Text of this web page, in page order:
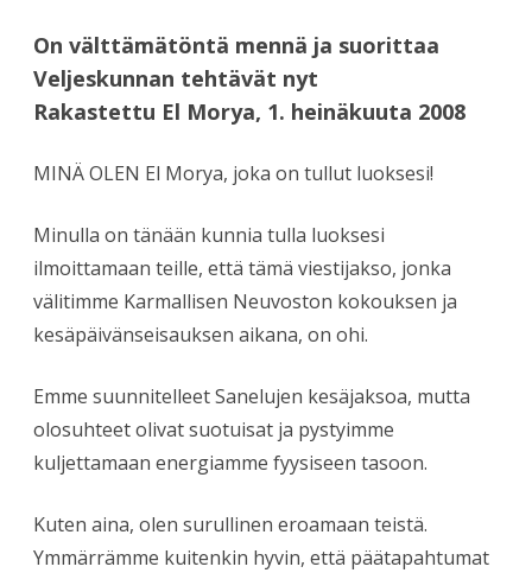
On välttämätöntä mennä ja suorittaa
Veljeskunnan tehtävät nyt
Rakastettu El Morya, 1. heinäkuuta 2008
MINÄ OLEN El Morya, joka on tullut luoksesi!
Minulla on tänään kunnia tulla luoksesi
ilmoittamaan teille, että tämä viestijakso, jonka
välitimme Karmallisen Neuvoston kokouksen ja
kesäpäivänseisauksen aikana, on ohi.
Emme suunnitelleet Sanelujen kesäjaksoa, mutta
olosuhteet olivat suotuisat ja pystyimme
kuljettamaan energiamme fyysiseen tasoon.
Kuten aina, olen surullinen eroamaan teistä.
Ymmärrämme kuitenkin hyvin, että päätapahtumat